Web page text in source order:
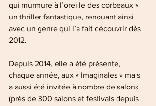
qui murmure à l’oreille des corbeaux »
un thriller fantastique, renouant ainsi
avec un genre qui l’a fait découvrir dès
2012.
Depuis 2014, elle a été présente,
chaque année, aux « Imaginales » mais
a aussi été invitée à nombre de salons
(près de 300 salons et festivals depuis